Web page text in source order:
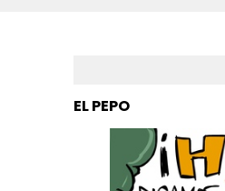
EL PEPO